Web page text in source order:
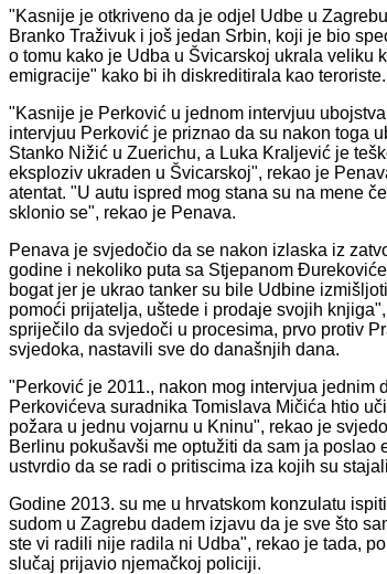
"Kasnije je otkriveno da je odjel Udbe u
Branko Traživuk i još jedan Srbin, koji je bio
o tomu kako je Udba u Švicarskoj ukrala
emigracije" kako bi ih diskreditirala kao teroriste.
"Kasnije je Perković u jednom intervjuu
intervjuu Perković je priznao da su nakon toga
Stanko Nižić u Zuerichu, a Luka Kraljević je
eksploziv ukraden u Švicarskoj", rekao je
atentat. "U autu ispred mog stana su na mene
sklonio se", rekao je Penava.
Penava je svjedočio da se nakon izlaska iz
godine i nekoliko puta sa Stjepanom
bogat jer je ukrao tanker su bile Udbine
pomoći prijatelja, uštede i prodaje svojih
spriječilo da svjedoči u procesima, prvo protiv
svjedoka, nastavili sve do današnjih dana.
"Perković je 2011., nakon mog intervjua
Perkovićeva suradnika Tomislava Mičića htio
požara u jednu vojarnu u Kninu", rekao je
Berlinu pokušavši me optužiti da sam ja
ustvrdio da se radi o pritiscima iza kojih su
Godine 2013. su me u hrvatskom konzulatu
sudom u Zagrebu dadem izjavu da je sve što
ste vi radili nije radila ni Udba", rekao je tada,
slučaj prijavio njemačkoj policiji.